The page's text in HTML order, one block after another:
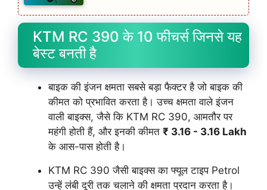
KTM RC 390 के 10 फीचर्स जिनसे यह
बेस्ट बनती है
बाइक की इंजन क्षमता सबसे बड़ा फैक्टर है जो बाइक की
कीमत को प्रभावित करता है। उच्च क्षमता वाले इंजन
वाली बाइक्स, जैसे कि KTM RC 390, आमतौर पर
महंगी होती हैं, और इनकी कीमत ₹ 3.16 - 3.16 Lakh
के आस-पास होती है।
KTM RC 390 जैसी बाइक्स का फ्यूल टाइप Petrol
उन्हें लंबी दूरी तक चलाने की क्षमता प्रदान करता है।